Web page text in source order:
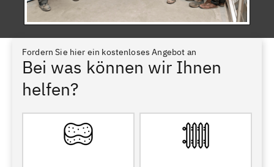
Fordern Sie hier ein kostenloses Angebot an
Bei was können wir Ihnen
helfen?